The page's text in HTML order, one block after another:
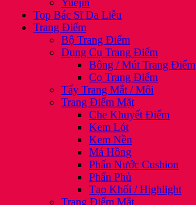
Yuejin
Top Bác Sĩ Da Liễu
Trang Điểm
Bộ Trang Điểm
Dụng Cụ Trang Điểm
Bông / Mút Trang Điểm
Cọ Trang Điểm
Tẩy Trang Mắt / Môi
Trang Điểm Mặt
Che Khuyết Điểm
Kem Lót
Kem Nền
Má Hồng
Phấn Nước Cushion
Phấn Phủ
Tạo Khối / Highlight
Trang Điểm Mắt